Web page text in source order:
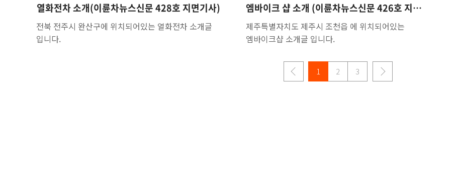
열화전차 소개(이륜차뉴스신문 428호 지면기사)
전북 전주시 완산구에 위치되어있는 열화전차 소개글
입니다.
엠바이크 샵 소개 (이륜차뉴스신문 426호 지면기사)
제주특별자치도 제주시 조천읍 에 위치되어있는
엠바이크샵 소개글 입니다.
1 2 3